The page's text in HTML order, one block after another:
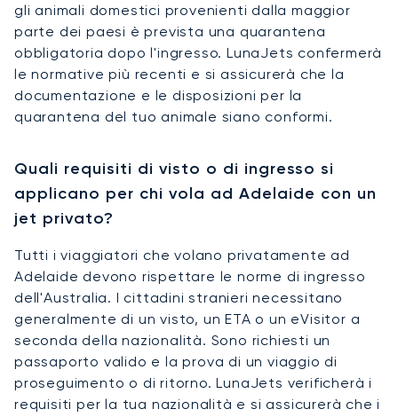
gli animali domestici provenienti dalla maggior
parte dei paesi è prevista una quarantena
obbligatoria dopo l'ingresso. LunaJets confermerà
le normative più recenti e si assicurerà che la
documentazione e le disposizioni per la
quarantena del tuo animale siano conformi.
Quali requisiti di visto o di ingresso si
applicano per chi vola ad Adelaide con un
jet privato?
Tutti i viaggiatori che volano privatamente ad
Adelaide devono rispettare le norme di ingresso
dell'Australia. I cittadini stranieri necessitano
generalmente di un visto, un ETA o un eVisitor a
seconda della nazionalità. Sono richiesti un
passaporto valido e la prova di un viaggio di
proseguimento o di ritorno. LunaJets verificherà i
requisiti per la tua nazionalità e si assicurerà che i